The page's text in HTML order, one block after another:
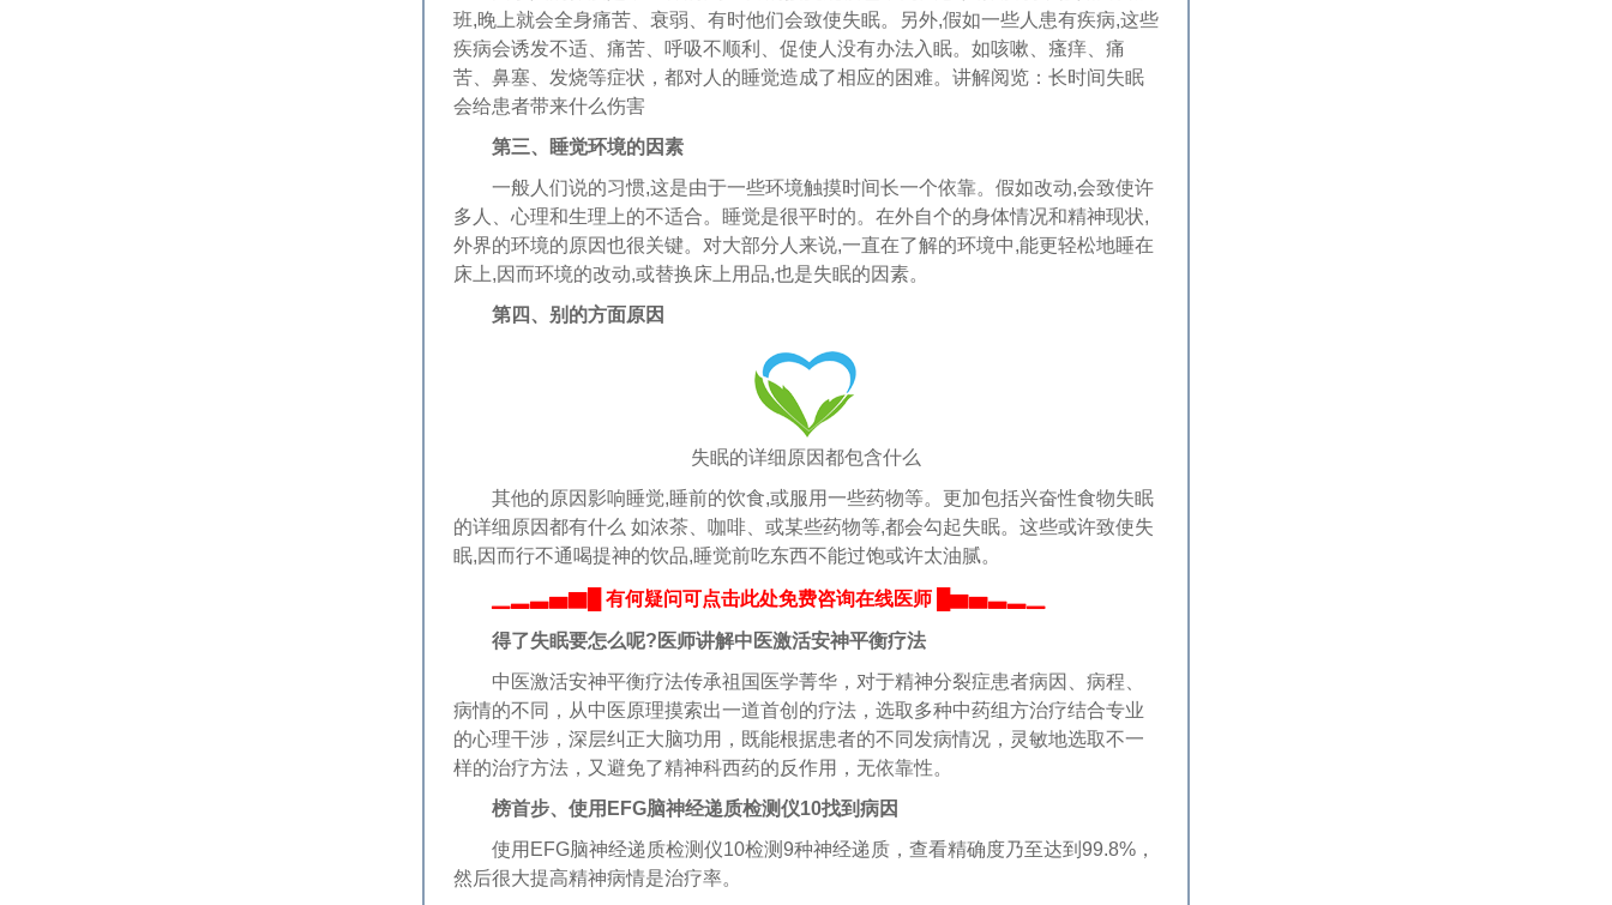
班,晚上就会全身痛苦、衰弱、有时他们会致使失眠。另外,假如一些人患有疾病,这些
疾病会诱发不适、痛苦、呼吸不顺利、促使人没有办法入眠。如咳嗽、瘙痒、痛
苦、鼻塞、发烧等症状，都对人的睡觉造成了相应的困难。讲解阅览：长时间失眠
会给患者带来什么伤害
第三、睡觉环境的因素
一般人们说的习惯,这是由于一些环境触摸时间长一个依靠。假如改动,会致使许
多人、心理和生理上的不适合。睡觉是很平时的。在外自个的身体情况和精神现状,
外界的环境的原因也很关键。对大部分人来说,一直在了解的环境中,能更轻松地睡在
床上,因而环境的改动,或替换床上用品,也是失眠的因素。
第四、别的方面原因
失眠的详细原因都包含什么
其他的原因影响睡觉,睡前的饮食,或服用一些药物等。更加包括兴奋性食物失眠
的详细原因都有什么 如浓茶、咖啡、或某些药物等,都会勾起失眠。这些或许致使失
眠,因而行不通喝提神的饮品,睡觉前吃东西不能过饱或许太油腻。
▁▂▃▅▇█ 有何疑问可点击此处免费咨询在线医师 █▆▅▃▂▁
得了失眠要怎么呢?医师讲解中医激活安神平衡疗法
中医激活安神平衡疗法传承祖国医学菁华，对于精神分裂症患者病因、病程、
病情的不同，从中医原理摸索出一道首创的疗法，选取多种中药组方治疗结合专业
的心理干涉，深层纠正大脑功用，既能根据患者的不同发病情况，灵敏地选取不一
样的治疗方法，又避免了精神科西药的反作用，无依靠性。
榜首步、使用EFG脑神经递质检测仪10找到病因
使用EFG脑神经递质检测仪10检测9种神经递质，查看精确度乃至达到99.8%，
然后很大提高精神病情是治疗率。